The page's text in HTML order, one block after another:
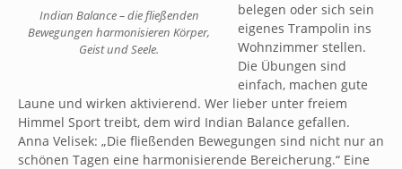
Indian Balance – die fließenden
Bewegungen harmonisieren Körper,
Geist und Seele.
belegen oder sich sein
eigenes Trampolin ins
Wohnzimmer stellen.
Die Übungen sind
einfach, machen gute
Laune und wirken aktivierend. Wer lieber unter freiem
Himmel Sport treibt, dem wird Indian Balance gefallen.
Anna Velisek: „Die fließenden Bewegungen sind nicht nur an
schönen Tagen eine harmonisierende Bereicherung.“ Eine